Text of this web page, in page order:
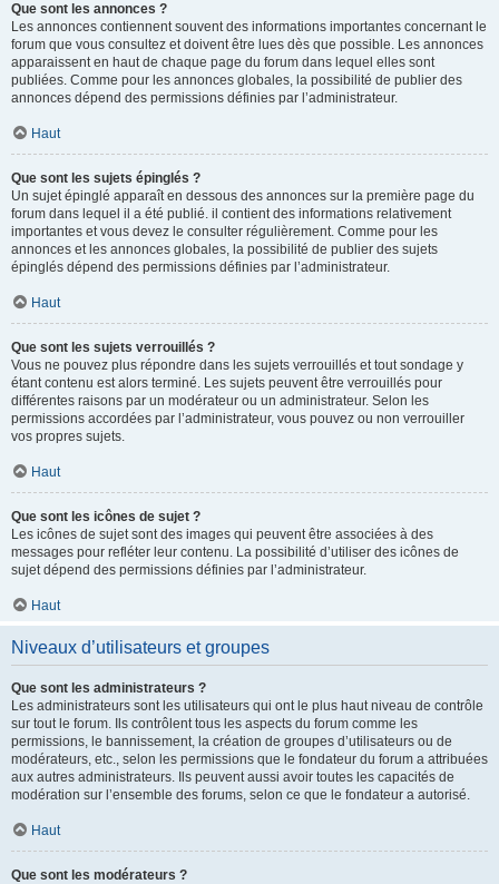
Que sont les annonces ?
Les annonces contiennent souvent des informations importantes concernant le
forum que vous consultez et doivent être lues dès que possible. Les annonces
apparaissent en haut de chaque page du forum dans lequel elles sont
publiées. Comme pour les annonces globales, la possibilité de publier des
annonces dépend des permissions définies par l’administrateur.
Haut
Que sont les sujets épinglés ?
Un sujet épinglé apparaît en dessous des annonces sur la première page du
forum dans lequel il a été publié. il contient des informations relativement
importantes et vous devez le consulter régulièrement. Comme pour les
annonces et les annonces globales, la possibilité de publier des sujets
épinglés dépend des permissions définies par l’administrateur.
Haut
Que sont les sujets verrouillés ?
Vous ne pouvez plus répondre dans les sujets verrouillés et tout sondage y
étant contenu est alors terminé. Les sujets peuvent être verrouillés pour
différentes raisons par un modérateur ou un administrateur. Selon les
permissions accordées par l’administrateur, vous pouvez ou non verrouiller
vos propres sujets.
Haut
Que sont les icônes de sujet ?
Les icônes de sujet sont des images qui peuvent être associées à des
messages pour refléter leur contenu. La possibilité d’utiliser des icônes de
sujet dépend des permissions définies par l’administrateur.
Haut
Niveaux d’utilisateurs et groupes
Que sont les administrateurs ?
Les administrateurs sont les utilisateurs qui ont le plus haut niveau de contrôle
sur tout le forum. Ils contrôlent tous les aspects du forum comme les
permissions, le bannissement, la création de groupes d’utilisateurs ou de
modérateurs, etc., selon les permissions que le fondateur du forum a attribuées
aux autres administrateurs. Ils peuvent aussi avoir toutes les capacités de
modération sur l’ensemble des forums, selon ce que le fondateur a autorisé.
Haut
Que sont les modérateurs ?